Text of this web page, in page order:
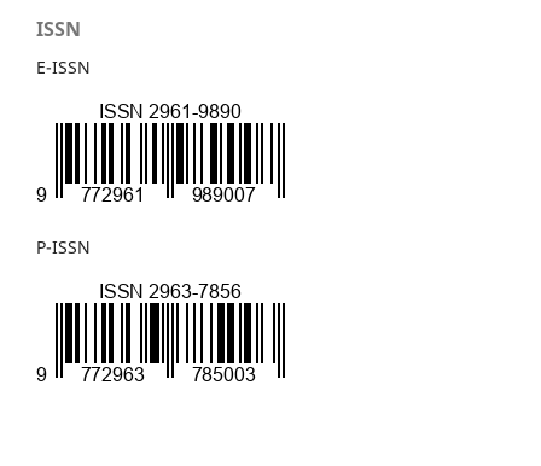
ISSN
E-ISSN
P-ISSN